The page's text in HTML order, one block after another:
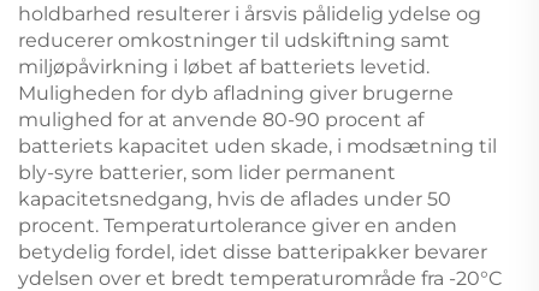
holdbarhed resulterer i årsvis pålidelig ydelse og
reducerer omkostninger til udskiftning samt
miljøpåvirkning i løbet af batteriets levetid.
Muligheden for dyb afladning giver brugerne
mulighed for at anvende 80-90 procent af
batteriets kapacitet uden skade, i modsætning til
bly-syre batterier, som lider permanent
kapacitetsnedgang, hvis de aflades under 50
procent. Temperaturtolerance giver en anden
betydelig fordel, idet disse batteripakker bevarer
ydelsen over et bredt temperaturområde fra -20°C